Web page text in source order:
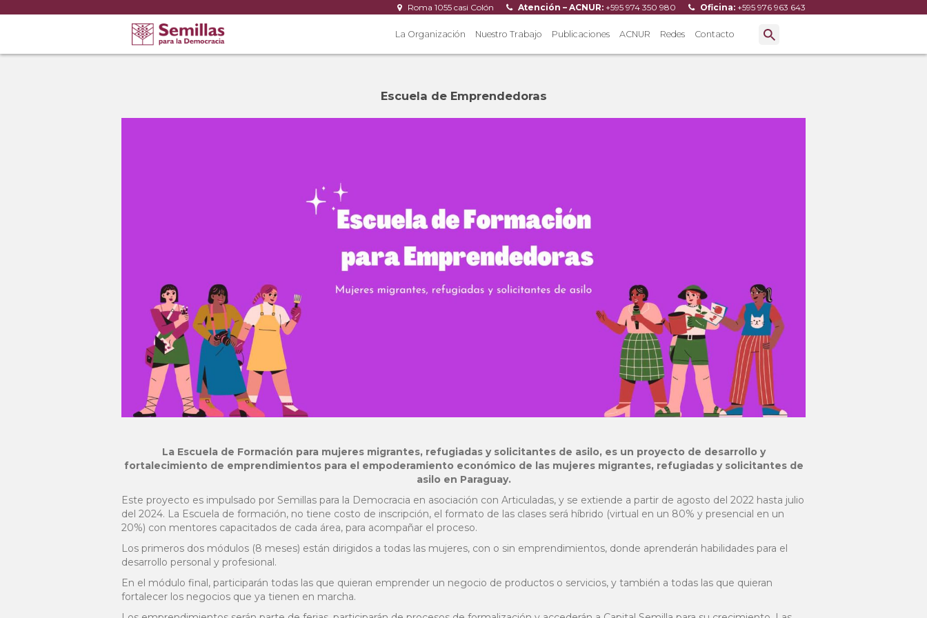
Roma 1055 casi Colón Atención – ACNUR: +595 974 350 980 Oficina: +595 976 963 643
La Organización Nuestro Trabajo Publicaciones ACNUR Redes Contacto
Escuela de Emprendedoras
La Escuela de Formación para mujeres migrantes, refugiadas y solicitantes de asilo, es un proyecto de desarrollo y
fortalecimiento de emprendimientos para el empoderamiento económico de las mujeres migrantes, refugiadas y solicitantes de
asilo en Paraguay.
Este proyecto es impulsado por Semillas para la Democracia en asociación con Articuladas, y se extiende a partir de agosto del 2022 hasta julio
del 2024. La Escuela de formación, no tiene costo de inscripción, el formato de las clases será híbrido (virtual en un 80% y presencial en un
20%) con mentores capacitados de cada área, para acompañar el proceso.
Los primeros dos módulos (8 meses) están dirigidos a todas las mujeres, con o sin emprendimientos, donde aprenderán habilidades para el
desarrollo personal y profesional.
En el módulo final, participarán todas las que quieran emprender un negocio de productos o servicios, y también a todas las que quieran
fortalecer los negocios que ya tienen en marcha.